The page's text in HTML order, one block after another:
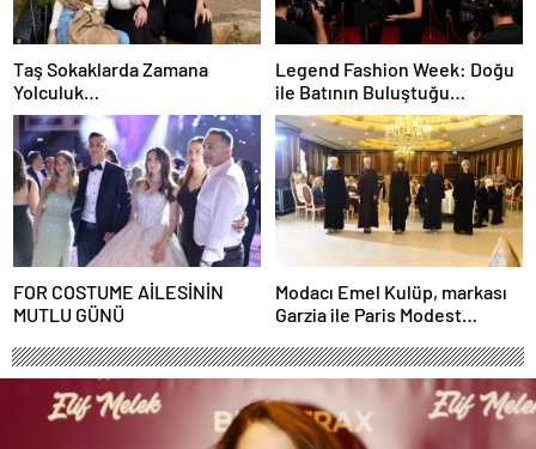
Taş Sokaklarda Zamana
Yolculuk…
Legend Fashion Week: Doğu
ile Batının Buluştuğu
Uluslararası Moda Sahnesi
FOR COSTUME AİLESİNİN
MUTLU GÜNÜ
Modacı Emel Kulüp, markası
Garzia ile Paris Modest
doldurdu.